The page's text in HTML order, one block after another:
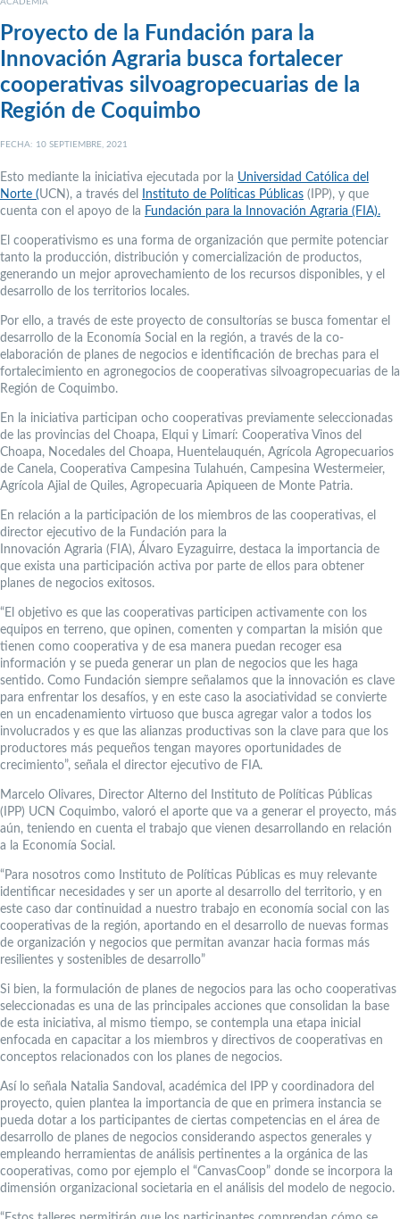
Proyecto de la Fundación para la
Innovación Agraria busca fortalecer
cooperativas silvoagropecuarias de la
Región de Coquimbo
FECHA: 10 SEPTIEMBRE, 2021
Esto mediante la iniciativa ejecutada por la Universidad Católica del
Norte (UCN), a través del Instituto de Políticas Públicas (IPP), y que
cuenta con el apoyo de la Fundación para la Innovación Agraria (FIA).
El cooperativismo es una forma de organización que permite potenciar
tanto la producción, distribución y comercialización de productos,
generando un mejor aprovechamiento de los recursos disponibles, y el
desarrollo de los territorios locales.
Por ello, a través de este proyecto de consultorías se busca fomentar el
desarrollo de la Economía Social en la región, a través de la co-
elaboración de planes de negocios e identificación de brechas para el
fortalecimiento en agronegocios de cooperativas silvoagropecuarias de la
Región de Coquimbo.
En la iniciativa participan ocho cooperativas previamente seleccionadas
de las provincias del Choapa, Elqui y Limarí: Cooperativa Vinos del
Choapa, Nocedales del Choapa, Huentelauquén, Agrícola Agropecuarios
de Canela, Cooperativa Campesina Tulahuén, Campesina Westermeier,
Agrícola Ajial de Quiles, Agropecuaria Apiqueen de Monte Patria.
En relación a la participación de los miembros de las cooperativas, el
director ejecutivo de la Fundación para la
Innovación Agraria (FIA), Álvaro Eyzaguirre, destaca la importancia de
que exista una participación activa por parte de ellos para obtener
planes de negocios exitosos.
“El objetivo es que las cooperativas participen activamente con los
equipos en terreno, que opinen, comenten y compartan la misión que
tienen como cooperativa y de esa manera puedan recoger esa
información y se pueda generar un plan de negocios que les haga
sentido. Como Fundación siempre señalamos que la innovación es clave
para enfrentar los desafíos, y en este caso la asociatividad se convierte
en un encadenamiento virtuoso que busca agregar valor a todos los
involucrados y es que las alianzas productivas son la clave para que los
productores más pequeños tengan mayores oportunidades de
crecimiento”, señala el director ejecutivo de FIA.
Marcelo Olivares, Director Alterno del Instituto de Políticas Públicas
(IPP) UCN Coquimbo, valoró el aporte que va a generar el proyecto, más
aún, teniendo en cuenta el trabajo que vienen desarrollando en relación
a la Economía Social.
“Para nosotros como Instituto de Políticas Públicas es muy relevante
identificar necesidades y ser un aporte al desarrollo del territorio, y en
este caso dar continuidad a nuestro trabajo en economía social con las
cooperativas de la región, aportando en el desarrollo de nuevas formas
de organización y negocios que permitan avanzar hacia formas más
resilientes y sostenibles de desarrollo”
Si bien, la formulación de planes de negocios para las ocho cooperativas
seleccionadas es una de las principales acciones que consolidan la base
de esta iniciativa, al mismo tiempo, se contempla una etapa inicial
enfocada en capacitar a los miembros y directivos de cooperativas en
conceptos relacionados con los planes de negocios.
Así lo señala Natalia Sandoval, académica del IPP y coordinadora del
proyecto, quien plantea la importancia de que en primera instancia se
pueda dotar a los participantes de ciertas competencias en el área de
desarrollo de planes de negocios considerando aspectos generales y
empleando herramientas de análisis pertinentes a la orgánica de las
cooperativas, como por ejemplo el “CanvasCoop” donde se incorpora la
dimensión organizacional societaria en el análisis del modelo de negocio.